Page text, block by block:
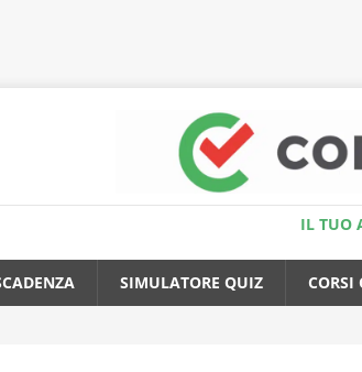
IL TUO
SIMULATORE QUIZ CORSI